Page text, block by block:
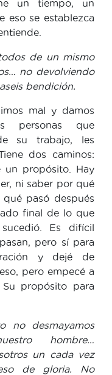
un tiempo, un
eso se establezca
de un mismo
no devolviendo
bendición.
mal y damos
personas que
su trabajo, les
dos caminos:
un propósito. Hay
ni saber por qué
pasó después
final de lo que
Es difícil
pero sí para
y dejé de
pero empecé a
propósito para
no desmayamos
hombre…
un cada vez
de gloria. No